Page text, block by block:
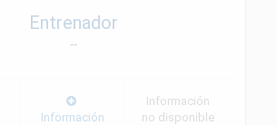
Entrenador
--
Información
Información
no disponible